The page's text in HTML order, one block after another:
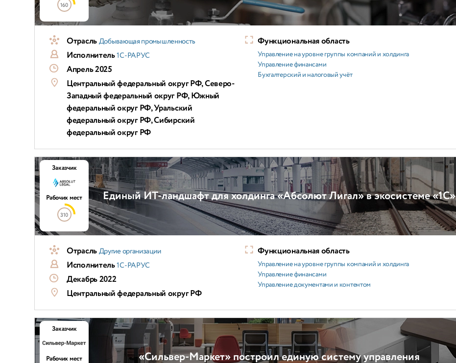
160
ОтрасльДобывающая промышленность
Исполнитель1С-РАРУС
Апрель 2025
Центральный федеральный округ РФ, Северо-
Западный федеральный округ РФ, Южный
федеральный округ РФ, Уральский
федеральный округ РФ, Сибирский
федеральный округ РФ
Функциональная область
Управление на уровне группы компаний и холдинга
Управление финансами
Бухгалтерский и налоговый учёт
Единый ИТ-ландшафт для холдинга «Абсолют Лигал» в экосистеме «1С»
Заказчик
Рабочих мест
310
ОтрасльДругие организации
Исполнитель1С-РАРУС
Декабрь 2022
Центральный федеральный округ РФ
Функциональная область
Управление на уровне группы компаний и холдинга
Управление финансами
Управление документами и контентом
«Сильвер-Маркет» построил единую систему управления
Заказчик
Рабочих мест